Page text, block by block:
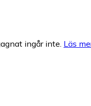
ingår inte. Läs